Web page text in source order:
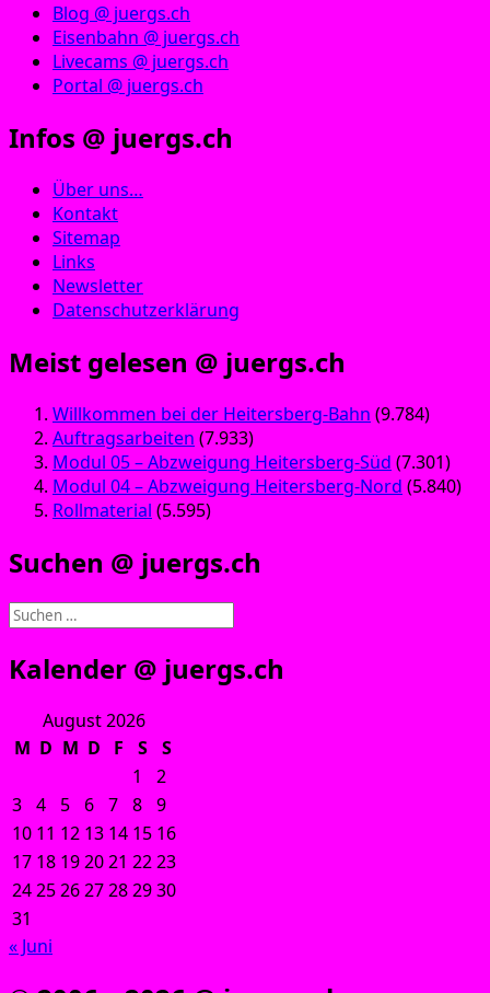
Blog @ juergs.ch
Eisenbahn @ juergs.ch
Livecams @ juergs.ch
Portal @ juergs.ch
Infos @ juergs.ch
Über uns…
Kontakt
Sitemap
Links
Newsletter
Datenschutzerklärung
Meist gelesen @ juergs.ch
Willkommen bei der Heitersberg-Bahn (9.784)
Auftragsarbeiten (7.933)
Modul 05 – Abzweigung Heitersberg-Süd (7.301)
Modul 04 – Abzweigung Heitersberg-Nord (5.840)
Rollmaterial (5.595)
Suchen @ juergs.ch
Suchen
Kalender @ juergs.ch
August 2026
M D M D F S
S
1
2
3 4 5 6 7 8 9
10 11 12 13 14 15 16
17 18 192021 2223
24252627282930
31
« Juni